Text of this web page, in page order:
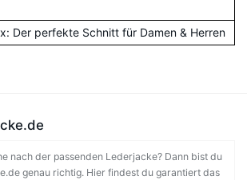
Der perfekte Schnitt für Damen & Herren
nach der passenden Lederjacke? Dann bist du
genau richtig. Hier findest du garantiert das